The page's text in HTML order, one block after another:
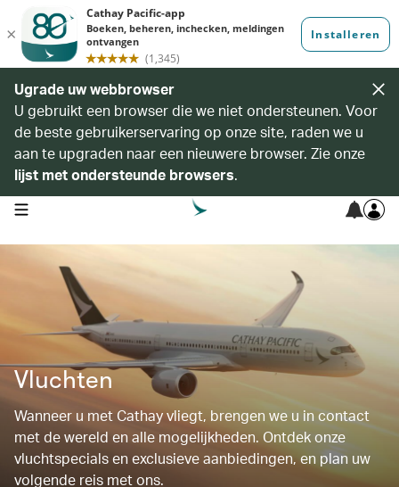
Ugrade uw webbrowser
U gebruikt een browser die we niet ondersteunen. Voor
de beste gebruikerservaring op onze site, raden we u
aan te upgraden naar een nieuwere browser. Zie onze
lijst met ondersteunde browsers.
open navigation menu
Vluchten
Wanneer u met Cathay vliegt, brengen we u in contact
met de wereld en alle mogelijkheden. Ontdek onze
vluchtspecials en exclusieve aanbiedingen, en plan uw
volgende reis met ons.